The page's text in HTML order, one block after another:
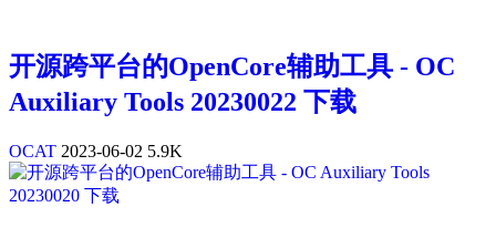
开源跨平台的OpenCore辅助工具 - OC
Auxiliary Tools 20230022 下载
OCAT 2023-06-02 5.9K